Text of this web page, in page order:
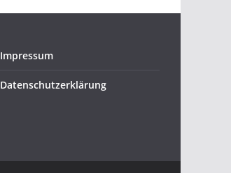
Impressum
Datenschutzerklärung